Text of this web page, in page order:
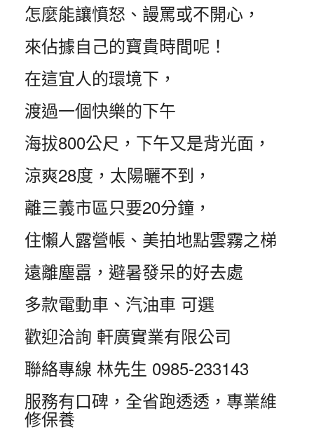
怎麼能讓憤怒、謾罵或不開心，
來佔據自己的寶貴時間呢！
在這宜人的環境下，
渡過一個快樂的下午
海拔800公尺，下午又是背光面，
涼爽28度，太陽曬不到，
離三義市區只要20分鐘，
住懶人露營帳、美拍地點雲霧之梯
遠離塵囂，避暑發呆的好去處
多款電動車、汽油車 可選
歡迎洽詢 軒廣實業有限公司
聯絡專線 林先生 0985-233143
服務有口碑，全省跑透透，專業維
修保養